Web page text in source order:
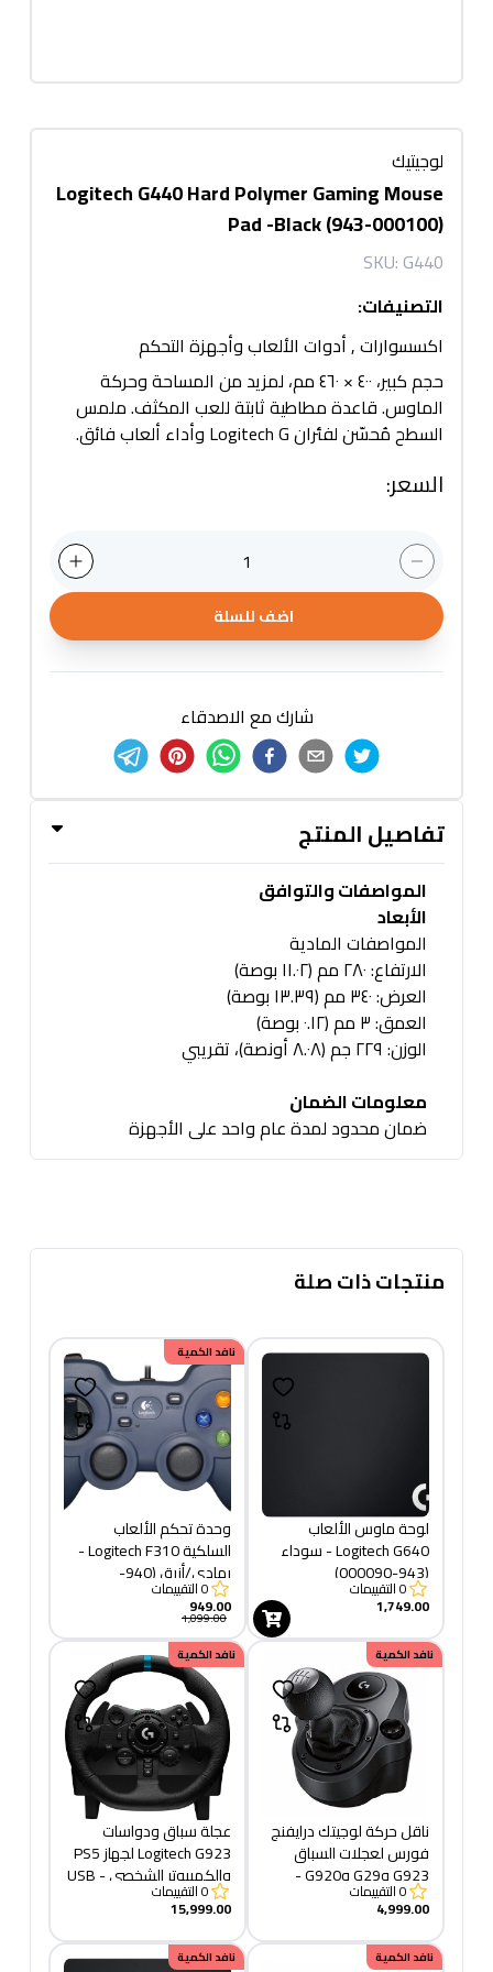
لوجيتيك
Logitech G440 Hard Polymer Gaming Mouse
Pad -Black (943-000100)
SKU: G440
التصنيفات:
اكسسوارات,أدوات الألعاب وأجهزة التحكم
حجم كبير، ٤٠٠ × ٤٦٠ مم، لمزيد من المساحة وحركة
الماوس. قاعدة مطاطية ثابتة للعب المكثف. ملمس
السطح مُحسّن لفئران Logitech G وأداء ألعاب فائق.
السعر:
1
اضف للسلة
شارك مع الاصدقاء
تفاصيل المنتج
المواصفات والتوافق
الأبعاد
المواصفات المادية
الارتفاع: ٢٨٠ مم (١١.٠٢ بوصة)
العرض: ٣٤٠ مم (١٣.٣٩ بوصة)
العمق: ٣ مم (٠.١٢ بوصة)
الوزن: ٢٢٩ جم (٨.٠٨ أونصة)، تقريبي
معلومات الضمان
ضمان محدود لمدة عام واحد على الأجهزة
منتجات ذات صلة
لوحة ماوس الألعاب
Logitech G640 - سوداء
(943-000090)
0التقييمات
1,749.00
خصم150.00
نافد الكمية
وحدة تحكم الألعاب
السلكية Logitech F310 -
رمادي/أزرق (940-
000138)
0التقييمات
949.00
1,099.00
نافد الكمية
ناقل حركة لوجيتك درايفنج
فورس لعجلات السباق
G923 وG29 وG920 -
أسود (941-000130)
0التقييمات
4,999.00
نافد الكمية
عجلة سباق ودواسات
Logitech G923 لجهاز PS5
والكمبيوتر الشخصي - USB
- قابس
0التقييمات
15,999.00
نافد الكمية نافد الكمية